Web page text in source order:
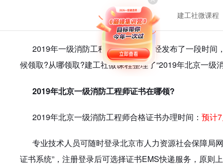
建工社微课程
2019年一级消防工程师考试成绩已经发布了一段时
候领取?从哪领取?建工社微课程整理了“2019年北京一级
2019年北京一级消防工程师证书在哪领?
2019年北京一级消防工程师合格证书办理时间： 预计
专业技术人员可随时登录北京市人力资源社会保障局
证书系统”，注册登录后可选择证书EMS快递服务，原则